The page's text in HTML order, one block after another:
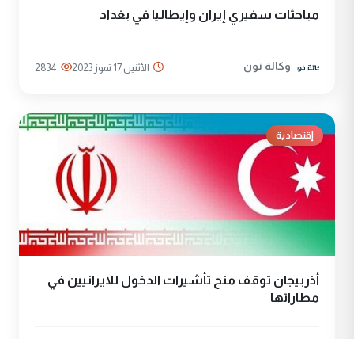
مباحثات سفيري إيران وإيطاليا في بغداد
وكالة نون الأثنين 17 تموز 2023 2834
إقتصادية
أذربيجان توقف منح تأشيرات الدخول للايرانيين في
مطاراتها